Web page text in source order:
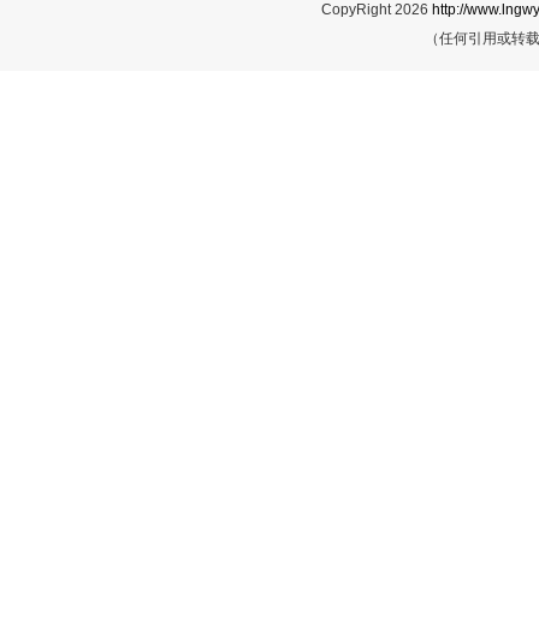
CopyRight 2026 http://
（任何引用或转